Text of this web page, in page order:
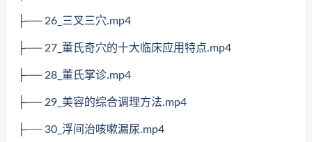
├── 26_三叉三穴.mp4
├── 27_董氏奇穴的十大临床应用特点.mp4
├── 28_董氏掌诊.mp4
├── 29_美容的综合调理方法.mp4
├── 30_浮间治咳嗽漏尿.mp4